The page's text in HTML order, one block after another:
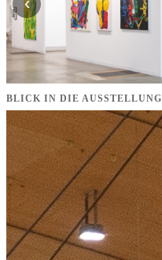
BLICK IN DIE AUSSTELLUNG